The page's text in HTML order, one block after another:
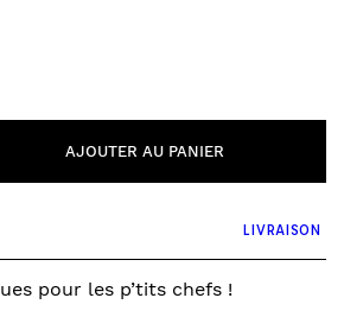
AJOUTER AU PANIER
LIVRAISON
pour les p’tits chefs !